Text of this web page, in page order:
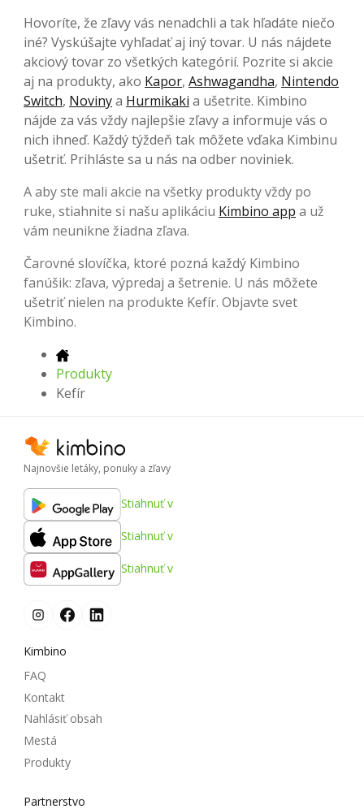
Hovoríte, že zľavy vás nenadchli a tak hľadáte niečo
iné? Vyskúšajte vyhľadať aj iný tovar. U nás nájdete
akciový tovar zo všetkých kategórií. Pozrite si akcie
aj na produkty, ako Kapor, Ashwagandha, Nintendo
Switch, Novinya Hurmikaki a ušetrite. Kimbino
nájde za vás vždy najlepšie zľavy a informuje vás o
nich ihneď. Každý týždeň tak môžete vďaka Kimbinu
ušetriť. Prihláste sa u nás na odber noviniek.
A aby ste mali akcie na všetky produkty vždy po
ruke, stiahnite si našu aplikáciu Kimbino app a už
vám neunikne žiadna zľava.
Čarovné slovíčka, ktoré pozná každý Kimbino
fanúšik: zľava, výpredaj a šetrenie. U nás môžete
ušetriť nielen na produkte Kefír. Objavte svet
Kimbino.
Produkty
Kefír
Najnovšie letáky, ponuky a zľavy
Stiahnuť v
Stiahnuť v
Stiahnuť v
Kimbino
FAQ
Kontakt
Nahlásiť obsah
Mestá
Produkty
Partnerstvo